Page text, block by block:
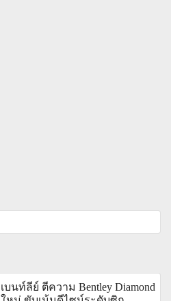
เบนท์ลีย์ ตีความ Bentley Diamond